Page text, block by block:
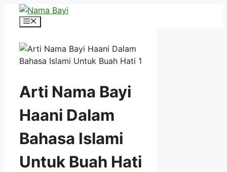
Langsung
Menu
Arti Nama Bayi
Haani Dalam
Bahasa Islami
Untuk Buah Hati